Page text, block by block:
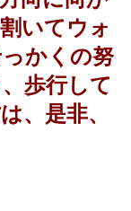
いてウォ
かくの努
歩行して
、是非、